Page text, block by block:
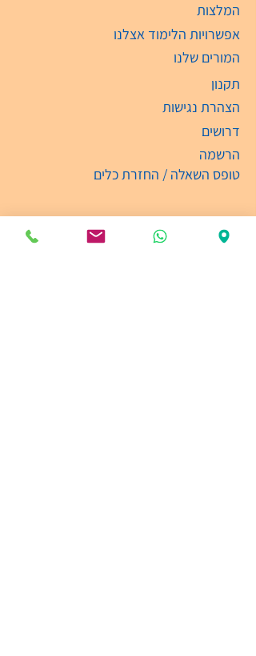
המלצות
אפשרויות הלימוד אצלנו
המורים שלנו
תקנון
הצהרת נגישות
דרושים
הרשמה
טופס השאלה / החזרת כלים
עקבו אחרינו ברשתות החברתיות